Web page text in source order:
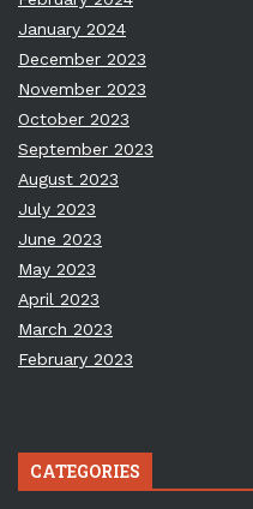
January 2024
December 2023
November 2023
October 2023
September 2023
August 2023
July 2023
June 2023
May 2023
April 2023
March 2023
February 2023
CATEGORIES